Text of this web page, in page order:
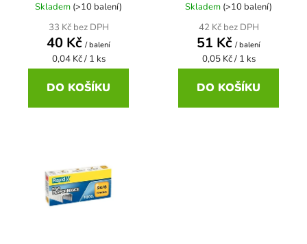
Skladem (>10 balení)
33 Kč bez DPH
40 Kč / balení
Měrná
cena:
0,04 Kč / 1 ks
DO KOŠÍKU
Skladem (>10 balení)
42 Kč bez DPH
51 Kč / balení
Měrná
cena:
0,05 Kč / 1 ks
DO KOŠÍKU